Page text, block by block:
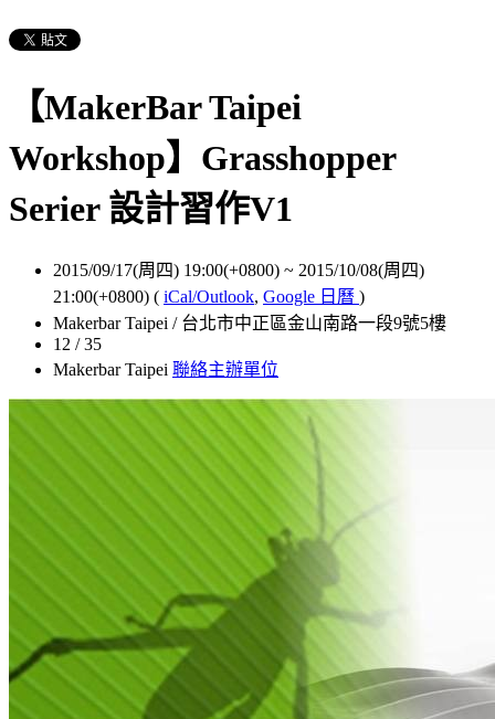
【MakerBar Taipei
Workshop】Grasshopper
Serier 設計習作V1
2015/09/17(周四) 19:00(+0800) ~ 2015/10/08(周四)
21:00(+0800) ( iCal/Outlook, Google 日曆 )
Makerbar Taipei / 台北市中正區金山南路一段9號5樓
12 / 35
Makerbar Taipei 聯絡主辦單位